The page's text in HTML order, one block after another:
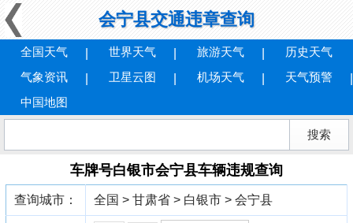
会宁县交通违章查询
全国天气 世界天气 旅游天气
历史天气
气象资讯
卫星云图 机场天气
天气预警
中国地图
车牌号白银市会宁县车辆违规查询
查询城市： 全国 > 甘肃省 > 白银市 > 会宁县